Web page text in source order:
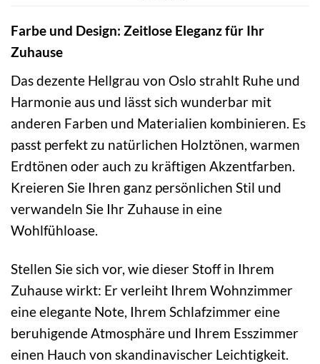
Farbe und Design: Zeitlose Eleganz für Ihr
Zuhause
Das dezente Hellgrau von Oslo strahlt Ruhe und
Harmonie aus und lässt sich wunderbar mit
anderen Farben und Materialien kombinieren. Es
passt perfekt zu natürlichen Holztönen, warmen
Erdtönen oder auch zu kräftigen Akzentfarben.
Kreieren Sie Ihren ganz persönlichen Stil und
verwandeln Sie Ihr Zuhause in eine
Wohlfühloase.
Stellen Sie sich vor, wie dieser Stoff in Ihrem
Zuhause wirkt: Er verleiht Ihrem Wohnzimmer
eine elegante Note, Ihrem Schlafzimmer eine
beruhigende Atmosphäre und Ihrem Esszimmer
einen Hauch von skandinavischer Leichtigkeit.